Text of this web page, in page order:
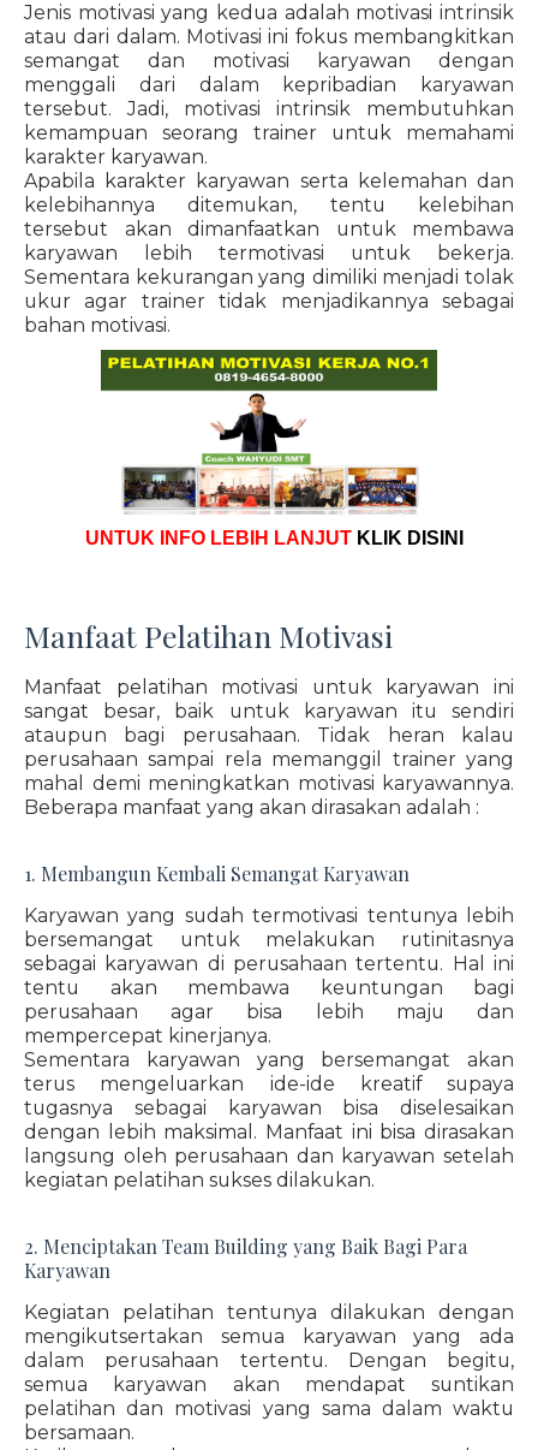
Jenis motivasi yang kedua adalah motivasi intrinsik
atau dari dalam. Motivasi ini fokus membangkitkan
semangat dan motivasi karyawan dengan
menggali dari dalam kepribadian karyawan
tersebut. Jadi, motivasi intrinsik membutuhkan
kemampuan seorang trainer untuk memahami
karakter karyawan.
Apabila karakter karyawan serta kelemahan dan
kelebihannya ditemukan, tentu kelebihan
tersebut akan dimanfaatkan untuk membawa
karyawan lebih termotivasi untuk bekerja.
Sementara kekurangan yang dimiliki menjadi tolak
ukur agar trainer tidak menjadikannya sebagai
bahan motivasi.
UNTUK INFO LEBIH LANJUT KLIK DISINI
Manfaat Pelatihan Motivasi
Manfaat pelatihan motivasi untuk karyawan ini
sangat besar, baik untuk karyawan itu sendiri
ataupun bagi perusahaan. Tidak heran kalau
perusahaan sampai rela memanggil trainer yang
mahal demi meningkatkan motivasi karyawannya.
Beberapa manfaat yang akan dirasakan adalah :
1. Membangun Kembali Semangat Karyawan
Karyawan yang sudah termotivasi tentunya lebih
bersemangat untuk melakukan rutinitasnya
sebagai karyawan di perusahaan tertentu. Hal ini
tentu akan membawa keuntungan bagi
perusahaan agar bisa lebih maju dan
mempercepat kinerjanya.
Sementara karyawan yang bersemangat akan
terus mengeluarkan ide-ide kreatif supaya
tugasnya sebagai karyawan bisa diselesaikan
dengan lebih maksimal. Manfaat ini bisa dirasakan
langsung oleh perusahaan dan karyawan setelah
kegiatan pelatihan sukses dilakukan.
2. Menciptakan Team Building yang Baik Bagi Para
Karyawan
Kegiatan pelatihan tentunya dilakukan dengan
mengikutsertakan semua karyawan yang ada
dalam perusahaan tertentu. Dengan begitu,
semua karyawan akan mendapat suntikan
pelatihan dan motivasi yang sama dalam waktu
bersamaan.